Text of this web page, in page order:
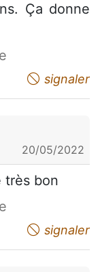
Ça donne
signaler
20/05/2022
très bon
signaler